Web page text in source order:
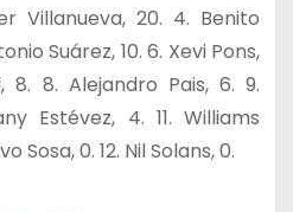
Villanueva, 20. 4. Benito
Suárez, 10. 6. Xevi Pons,
8. 8. Alejandro Pais, 6. 9.
Estévez, 4. 11. Williams
Sosa, 0. 12. Nil Solans, 0.